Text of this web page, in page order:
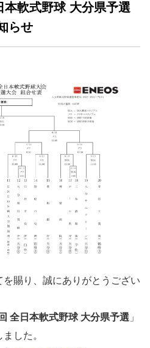
軟式野球 大分県予選
らせ
賜り、誠にありがとうござい
全日本軟式野球 大分県予選 」
した。